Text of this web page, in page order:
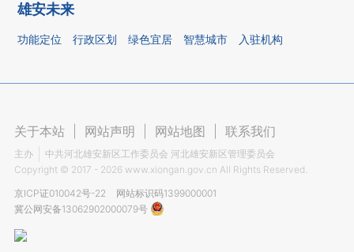
雄安未来
功能定位 行政区划 绿色宜居 智慧城市 入驻机构
关于本站 网站声明 网站地图 联系我们
主办
中共河北雄安新区工作委员会 河北雄安新区管理委员会
Copyright © 2017 - 2026 www.xiongan.gov.cn All Rights Reserved.
京ICP证010042号-22
网站标识码1399000001
冀公网安备13062902000079号